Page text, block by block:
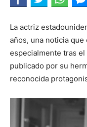
La actriz
años, una noticia
especialmente tras
publicado por su
reconocida